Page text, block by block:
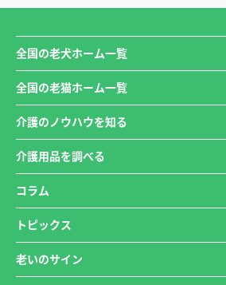
全国の老犬ホーム一覧
全国の老猫ホーム一覧
介護のノウハウを知る
介護用品を調べる
コラム
トピックス
老いのサイン